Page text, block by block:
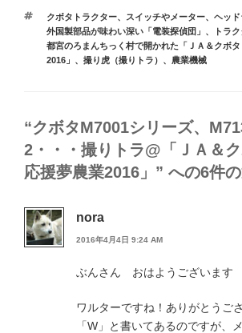
ゴ
リ
ー
タ
グ
クボタトラクター、
スイッチやメーター、ヘッド
外国製部品が味わい深い「電装探偵団」 、 トラ
都宮のろまんちっく村で開かれた「ＪＡ＆クボ
2016」 、 撮り虎（撮りトラ） 、 農業機械
“クボタM7001シリーズ、
2・・・撮りトラ@「ＪＡ＆
応援夢農業2016」” への6件
nora
2016年4月4日 9:24 AM
ぶんさん おはようございます
ワルターですね！ありがとうご
「W」と書いてあるのですが、